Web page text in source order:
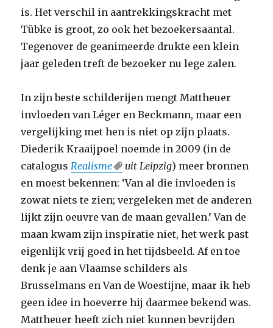
is. Het verschil in aantrekkingskracht met
Tübke is groot, zo ook het bezoekersaantal.
Tegenover de geanimeerde drukte een klein
jaar geleden treft de bezoeker nu lege zalen.
In zijn beste schilderijen mengt Mattheuer
invloeden van Léger en Beckmann, maar een
vergelijking met hen is niet op zijn plaats.
Diederik Kraaijpoel noemde in 2009 (in de
catalogus Realisme uit Leipzig) meer bronnen
en moest bekennen: ‘Van al die invloeden is
zowat niets te zien; vergeleken met de anderen
lijkt zijn oeuvre van de maan gevallen.’ Van de
maan kwam zijn inspiratie niet, het werk past
eigenlijk vrij goed in het tijdsbeeld. Af en toe
denk je aan Vlaamse schilders als
Brusselmans en Van de Woestijne, maar ik heb
geen idee in hoeverre hij daarmee bekend was.
Mattheuer heeft zich niet kunnen bevrijden